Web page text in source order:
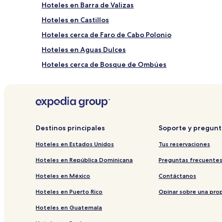
Hoteles en Barra de Valizas
Hoteles en Castillos
Hoteles cerca de Faro de Cabo Polonio
Hoteles en Aguas Dulces
Hoteles cerca de Bosque de Ombúes
Destinos principales
Hoteles en Estados Unidos
Hoteles en República Dominicana
Hoteles en México
Hoteles en Puerto Rico
Hoteles en Guatemala
Soporte y
Tus reservaciones
Preguntas frecuentes
Contáctanos
Opinar sobre una